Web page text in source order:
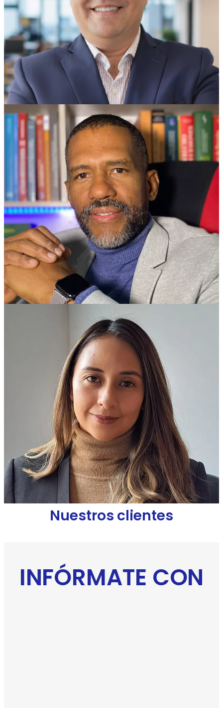
Abogado asesor derecho societario, MD. en
derecho Informático y nuevas tecnologías.
Marcial Ortiz
Abogado asesor teletrabajo y trabajo remoto, MD.
ESP. en derecho laboral.
Érika Bautista
Abogado asesor protección de datos personales,
ESP. en derecho informático y nuevas tecnologías.
Nuestros clientes
INFÓRMATE CON